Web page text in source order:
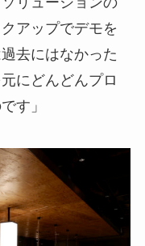
アップでデモを
去にはなかった
にどんどんプロ
す」